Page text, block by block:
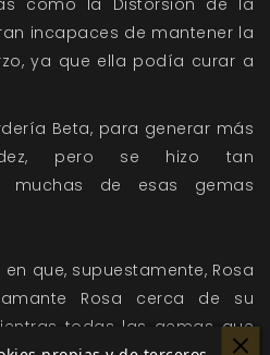
como la Distorsión de la
incapaces de mantener la
ya que ella podía curar a
Beta, para generar más
pero se hizo tan
muchas de esas gemas
que, supuestamente, Rosa
Rosa cerca de su
todas las gemas que